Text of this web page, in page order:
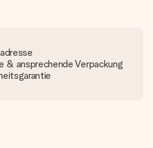
& ansprechende Verpackung